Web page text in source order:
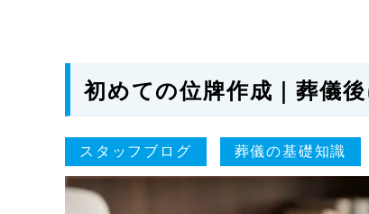
初めての位牌作成｜葬儀
スタッフブログ 葬儀の基礎知識